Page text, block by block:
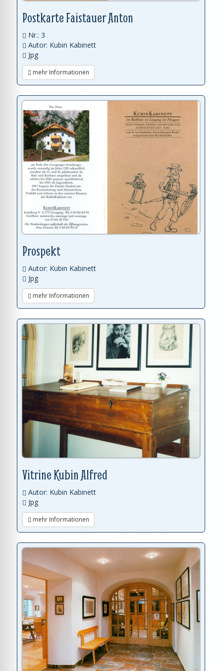
Postkarte Faistauer Anton
Nr.: 3
Autor: Kubin Kabinett
Jpg
mehr Informationen
Prospekt
Autor: Kubin Kabinett
Jpg
mehr Informationen
Vitrine Kubin Alfred
Autor: Kubin Kabinett
Jpg
mehr Informationen